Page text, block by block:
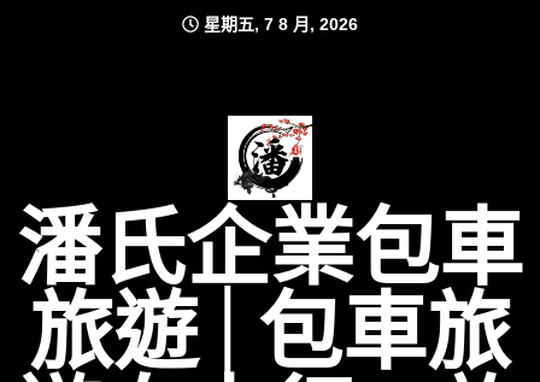
星期五, 7 8 月, 2026
潘氏企業包車
旅遊│包車旅